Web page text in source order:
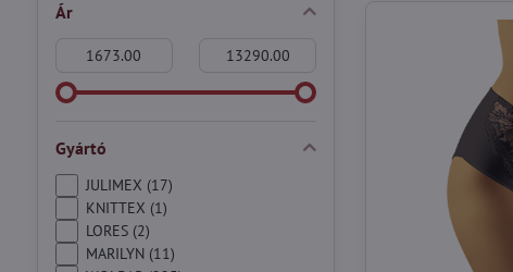
Ár
From:
Gyártó
JULIMEX (17)
KNITTEX (1)
LORES (2)
MARILYN (11)